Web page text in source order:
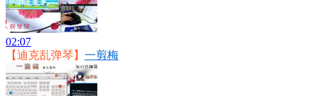
02:07
【迪克乱弹琴】 一剪梅